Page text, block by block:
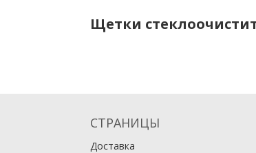
Щетки
СТРАНИЦЫ
Доставка